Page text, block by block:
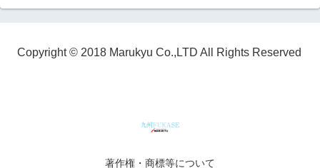
Copyright © 2018 Marukyu Co.,LTD All Rights Reserved
著作権・商標等について